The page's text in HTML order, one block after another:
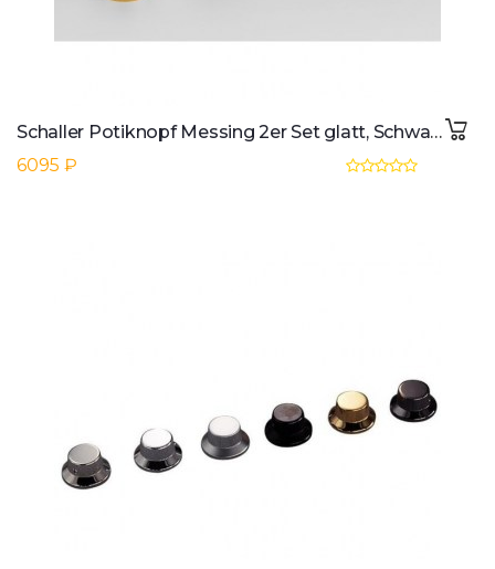
Schaller Potiknopf Messing 2er Set glatt, Schwarz
6095 ₽